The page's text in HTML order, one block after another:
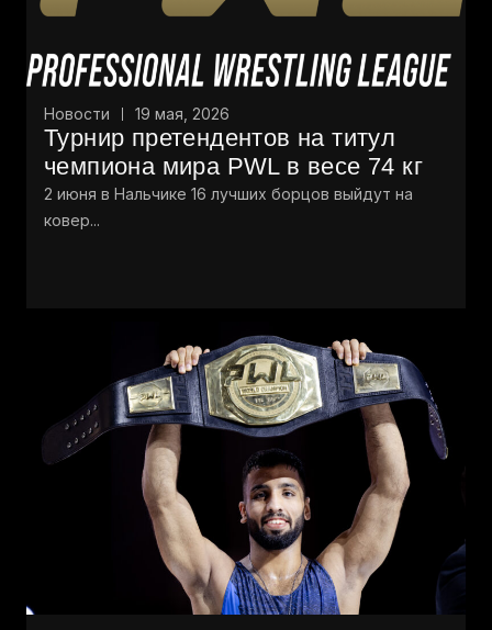
Новости 19 мая, 2026
Турнир претендентов на титул
чемпиона мира PWL в весе 74 кг
2 июня в Нальчике 16 лучших борцов выйдут на
ковер...